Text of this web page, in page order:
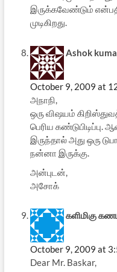
இருக்கவேண்டும்
முடிகிறது.
Ashok
October 9, 2009 at
அநாநி,
ஒரு விஷயம்
பெரிய
இருந்தால் அது ஒரு
நன்னா இருக்கு.
அன்புடன்,
அசோக்
களிமிகு
October 9, 2009 at
Dear Mr. Baskar,